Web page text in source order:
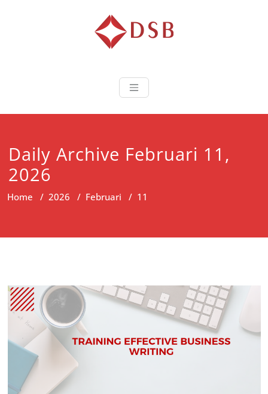
Diorama
Daily Archive Februari 11,
2026
Home / 2026 / Februari / 11